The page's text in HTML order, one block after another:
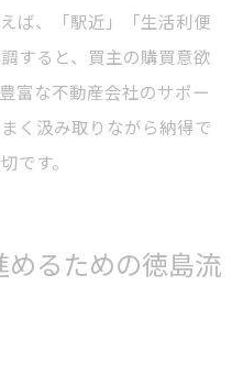
ば、「駅近」「生活利便
すると、買主の購買意欲
富な不動産会社のサポー
く汲み取りながら納得で
です。
るための徳島流